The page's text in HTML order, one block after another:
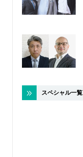
スペシャル一覧